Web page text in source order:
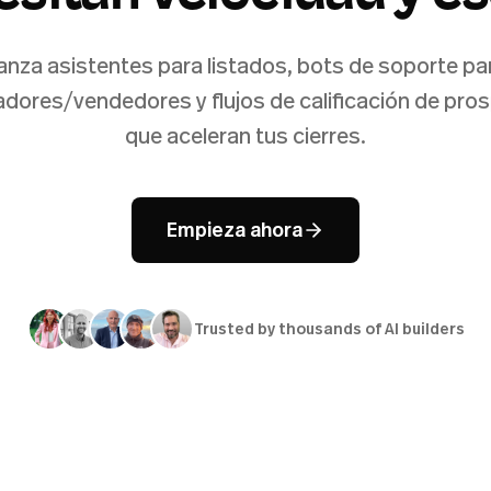
asistentes para listados, bots de soporte
vendedores y flujos de calificación de
que aceleran tus cierres.
Empieza ahora
Trusted by thousands of AI builders